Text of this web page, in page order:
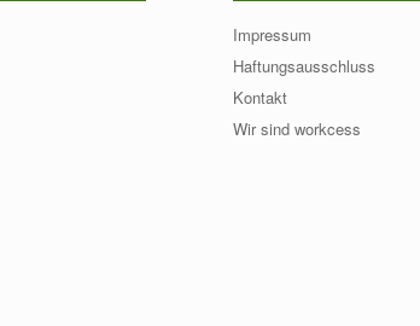
Impressum
Haftungsausschluss
Kontakt
Wir sind workcess